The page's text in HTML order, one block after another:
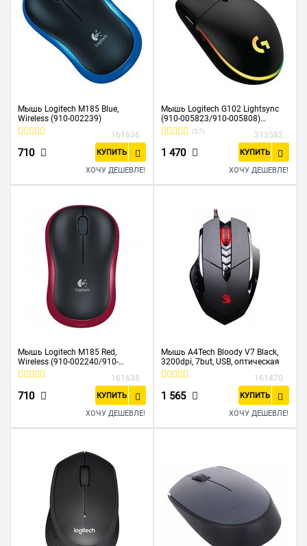
Мышь Logitech M185 Blue,
Wireless (910-002239)
161636
710 КУПИТЬ
ХОЧУ ДЕШЕВЛЕ!
Мышь Logitech G102 Lightsync
(910-005823/910-005808)
черный
(57) 313582
1 470 КУПИТЬ
ХОЧУ ДЕШЕВЛЕ!
Мышь Logitech M185 Red,
Wireless (910-002240/910-
002633)
161638
710 КУПИТЬ
ХОЧУ ДЕШЕВЛЕ!
Мышь A4Tech Bloody V7 Black,
3200dpi, 7but, USB, оптическая
161470
1 565 КУПИТЬ
ХОЧУ ДЕШЕВЛЕ!